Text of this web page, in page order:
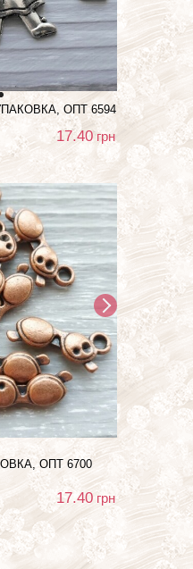
ОПТ 6594
17.40грн
ОПТ 6700
17.40 грн